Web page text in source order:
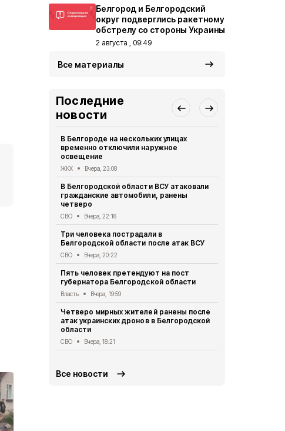
Белгород и Белгородский
округ подверглись ракетному
обстрелу со стороны Украины
2 августа , 09:49
Все материалы
Последние
новости
В Белгороде на нескольких улицах
временно отключили наружное
освещение
ЖКХ Вчера, 23:08
В Белгородской области ВСУ атаковали
гражданские автомобили, ранены
четверо
СВО Вчера, 22:16
Три человека пострадали в
Белгородской области после атак ВСУ
СВО Вчера, 20:22
Пять человек претендуют на пост
губернатора Белгородской области
Власть Вчера, 19:59
Четверо мирных жителей ранены после
атак украинских дронов в Белгородской
области
СВО Вчера, 18:21
Все новости